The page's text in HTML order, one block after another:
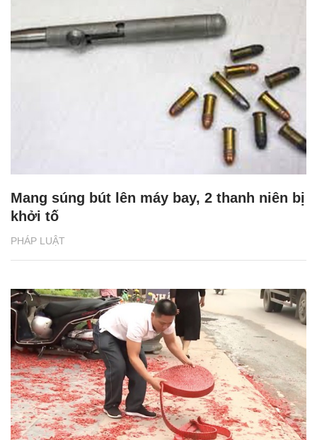
PHÁP LUẬT
Mang súng bút lên máy bay, 2 thanh niên bị
khởi tố